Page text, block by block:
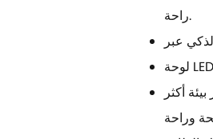
راحة.
أكثر